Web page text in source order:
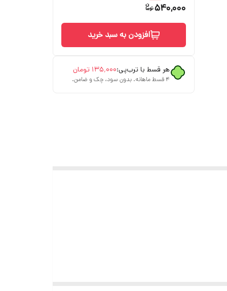
540,000
افزودن به سبد خرید
هر قسط با ترب‌پی:۱۳۵٬۰۰۰ تومان
۴ قسط ماهانه. بدون سود، چک و ضامن.